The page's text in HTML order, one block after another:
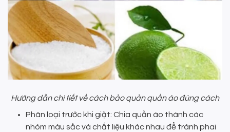
Hướng dẫn chi tiết về cách bảo quản quần áo đúng cách
Phân loại trước khi giặt: Chia quần áo thành các
nhóm màu sắc và chất liệu khác nhau để tránh phai